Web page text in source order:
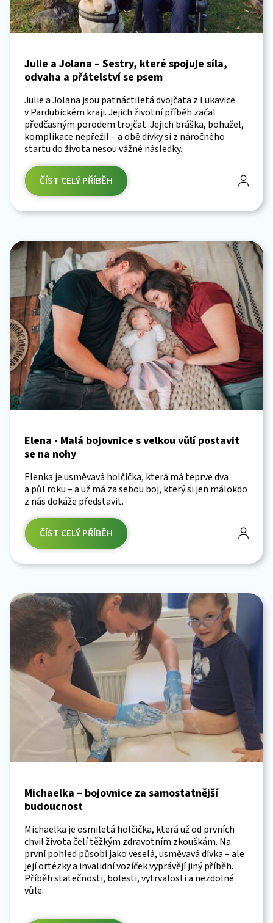
Julie a Jolana – Sestry, které spojuje síla,
odvaha a přátelství se psem
Julie a Jolana jsou patnáctiletá dvojčata z Lukavice
v Pardubickém kraji. Jejich životní příběh začal
předčasným porodem trojčat. Jejich bráška, bohužel,
komplikace nepřežil – a obě dívky si z náročného
startu do života nesou vážné následky.
ČÍST CELÝ PŘÍBĚH
Elena - Malá bojovnice s velkou vůlí postavit
se na nohy
Elenka je usměvavá holčička, která má teprve dva
a půl roku – a už má za sebou boj, který si jen málokdo
z nás dokáže představit.
ČÍST CELÝ PŘÍBĚH
Michaelka – bojovnice za samostatnější
budoucnost
Michaelka je osmiletá holčička, která už od prvních
chvil života čelí těžkým zdravotním zkouškám. Na
první pohled působí jako veselá, usměvavá dívka – ale
její ortézky a invalidní vozíček vyprávějí jiný příběh.
Příběh statečnosti, bolesti, vytrvalosti a nezdolné
vůle.